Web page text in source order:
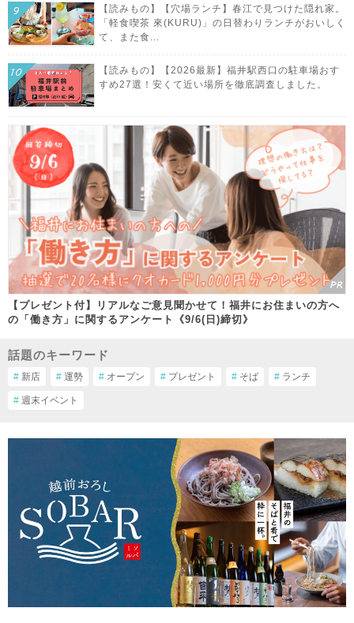
【読みもの】【穴場ランチ】春江で見つけた隠れ家。
「軽食喫茶 來(KURU)」の日替わりランチがおいしく
て、また食...
【読みもの】【2026最新】福井駅西口の駐車場おす
すめ27選！安くて近い場所を徹底調査しました。
【プレゼント付】リアルなご意見聞かせて！福井にお住まいの方へ
の「働き方」に関するアンケート《9/6(日)締切》
話題のキーワード
# 新店 # 運勢 # オープン # プレゼント # そば # ランチ
# 週末イベント